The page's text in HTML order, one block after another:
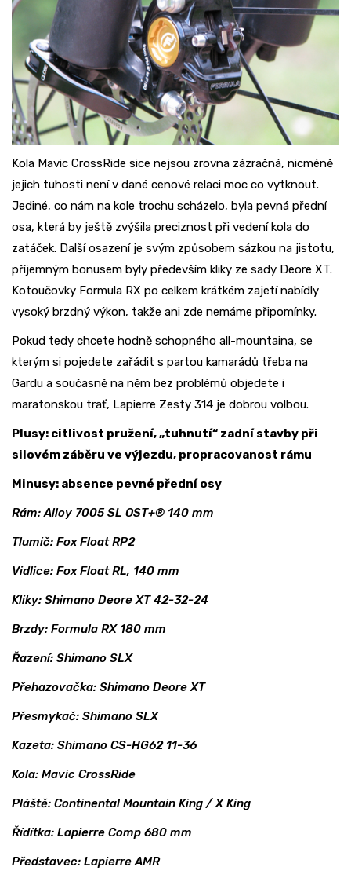
Kola Mavic CrossRide sice nejsou zrovna zázračná, nicméně
jejich tuhosti není v dané cenové relaci moc co vytknout.
Jediné, co nám na kole trochu scházelo, byla pevná přední
osa, která by ještě zvýšila preciznost při vedení kola do
zatáček. Další osazení je svým způsobem sázkou na jistotu,
příjemným bonusem byly především kliky ze sady Deore XT.
Kotoučovky Formula RX po celkem krátkém zajetí nabídly
vysoký brzdný výkon, takže ani zde nemáme připomínky.
Pokud tedy chcete hodně schopného all-mountaina, se
kterým si pojedete zařádit s partou kamarádů třeba na
Gardu a současně na něm bez problémů objedete i
maratonskou trať, Lapierre Zesty 314 je dobrou volbou.
Plusy: citlivost pružení, „tuhnutí“ zadní stavby při
silovém záběru ve výjezdu, propracovanost rámu
Minusy: absence pevné přední osy
Rám: Alloy 7005 SL OST+® 140 mm
Tlumič: Fox Float RP2
Vidlice: Fox Float RL, 140 mm
Kliky: Shimano Deore XT 42-32-24
Brzdy: Formula RX 180 mm
Řazení: Shimano SLX
Přehazovačka: Shimano Deore XT
Přesmykač: Shimano SLX
Kazeta: Shimano CS-HG62 11-36
Kola: Mavic CrossRide
Pláště: Continental Mountain King / X King
Řídítka: Lapierre Comp 680 mm
Představec: Lapierre AMR